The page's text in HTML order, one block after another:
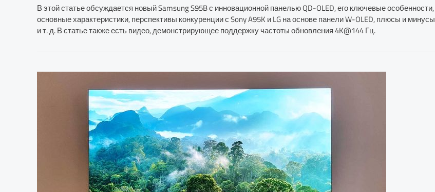
В этой статье обсуждается новый Samsung S95B с инновационной панелью QD-OLED, его ключевые особенности,
основные характеристики, перспективы конкуренции с Sony A95K и LG на основе панели W-OLED, плюсы и минусы
и т. д. В статье также есть видео, демонстрирующее поддержку частоты обновления 4K@144 Гц.